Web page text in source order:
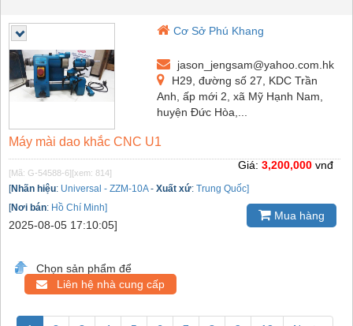
Cơ Sở Phú Khang
jason_jengsam@yahoo.com.hk
H29, đường số 27, KDC Trần
Anh, ấp mới 2, xã Mỹ Hạnh Nam,
huyện Đức Hòa,...
Máy mài dao khắc CNC U1
[Mã: G-54588-6][xem: 814]
[Nhãn hiệu: Universal - ZZM-10A- Xuất xứ: Trung Quốc]
[Nơi bán: Hồ Chí Minh]
2025-08-05 17:10:05]
Giá: 3,200,000 vnđ
Mua hàng
Chọn sản phẩm để
Liên hệ nhà cung cấp